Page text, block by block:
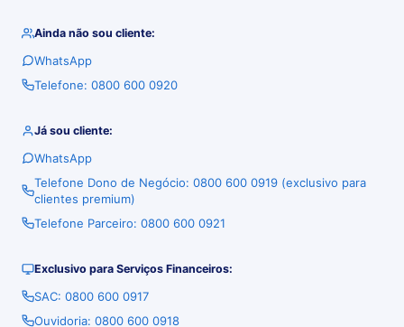
Ainda não sou cliente:
WhatsApp
Telefone: 0800 600 0920
Já sou cliente:
WhatsApp
Telefone Dono de Negócio: 0800 600 0919 (exclusivo para
clientes premium)
Telefone Parceiro: 0800 600 0921
Exclusivo para Serviços Financeiros:
SAC: 0800 600 0917
Ouvidoria: 0800 600 0918